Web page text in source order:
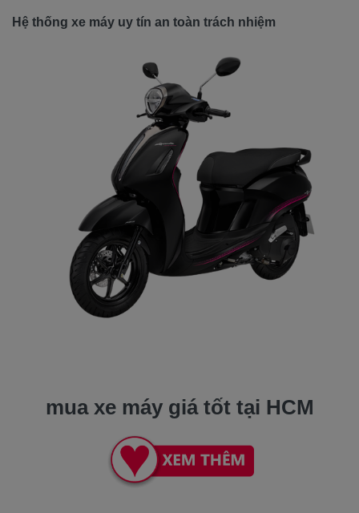
Hệ thống xe máy uy tín an toàn trách nhiệm
mua xe máy giá tốt tại HCM